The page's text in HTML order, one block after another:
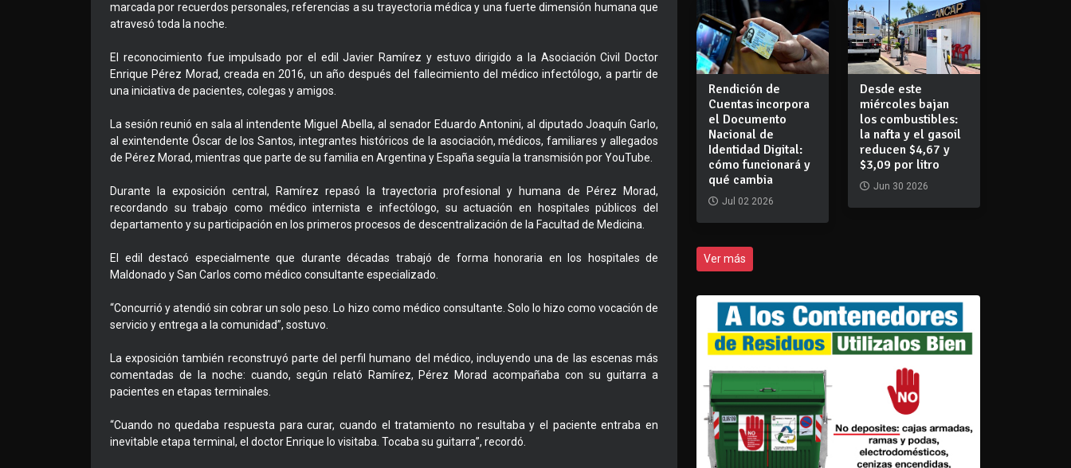
marcada por recuerdos personales, referencias a su trayectoria médica y una fuerte dimensión humana que
atravesó toda la noche.
El reconocimiento fue impulsado por el edil Javier Ramírez y estuvo dirigido a la Asociación Civil Doctor
Enrique Pérez Morad, creada en 2016, un año después del fallecimiento del médico infectólogo, a partir de
una iniciativa de pacientes, colegas y amigos.
La sesión reunió en sala al intendente Miguel Abella, al senador Eduardo Antonini, al diputado Joaquín Garlo,
al exintendente Óscar de los Santos, integrantes históricos de la asociación, médicos, familiares y allegados
de Pérez Morad, mientras que parte de su familia en Argentina y España seguía la transmisión por YouTube.
Durante la exposición central, Ramírez repasó la trayectoria profesional y humana de Pérez Morad,
recordando su trabajo como médico internista e infectólogo, su actuación en hospitales públicos del
departamento y su participación en los primeros procesos de descentralización de la Facultad de Medicina.
El edil destacó especialmente que durante décadas trabajó de forma honoraria en los hospitales de
Maldonado y San Carlos como médico consultante especializado.
“Concurrió y atendió sin cobrar un solo peso. Lo hizo como médico consultante. Solo lo hizo como vocación de
servicio y entrega a la comunidad”, sostuvo.
La exposición también reconstruyó parte del perfil humano del médico, incluyendo una de las escenas más
comentadas de la noche: cuando, según relató Ramírez, Pérez Morad acompañaba con su guitarra a
pacientes en etapas terminales.
“Cuando no quedaba respuesta para curar, cuando el tratamiento no resultaba y el paciente entraba en
inevitable etapa terminal, el doctor Enrique lo visitaba. Tocaba su guitarra”, recordó.
Rendición de
Cuentas incorpora
el Documento
Nacional de
Identidad Digital:
cómo funcionará y
qué cambia
Jul 02 2026
Desde este
miércoles bajan
los combustibles:
la nafta y el gasoil
reducen $4,67 y
$3,09 por litro
Jun 30 2026
Ver más